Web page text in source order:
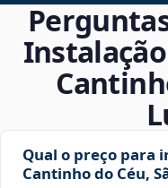
Qual o preço para
Cantinho do Céu,